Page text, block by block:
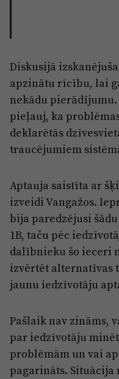
Diskusijā
apzinātu rīcību, lai
nekādu
pieļauj, ka
deklarētās
traucējumiem
Aptauja saistīta ar
izveidi Vangažos.
bija paredzējusi
1B, taču pēc
dalībnieku šo ieceri
izvērtēt alternatīvas
jaunu iedzīvotāju
Pašlaik nav zināms,
par iedzīvotāju
problēmām un vai
pagarināts.